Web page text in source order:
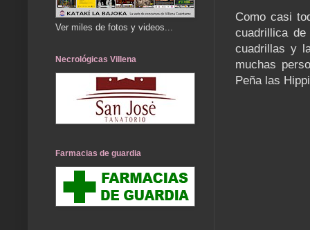
Como casi
cuadrillica
cuadrillas y
muchas
Peña las
Ver miles de fotos y videos...
Necrológicas Villena
Farmacias de guardia